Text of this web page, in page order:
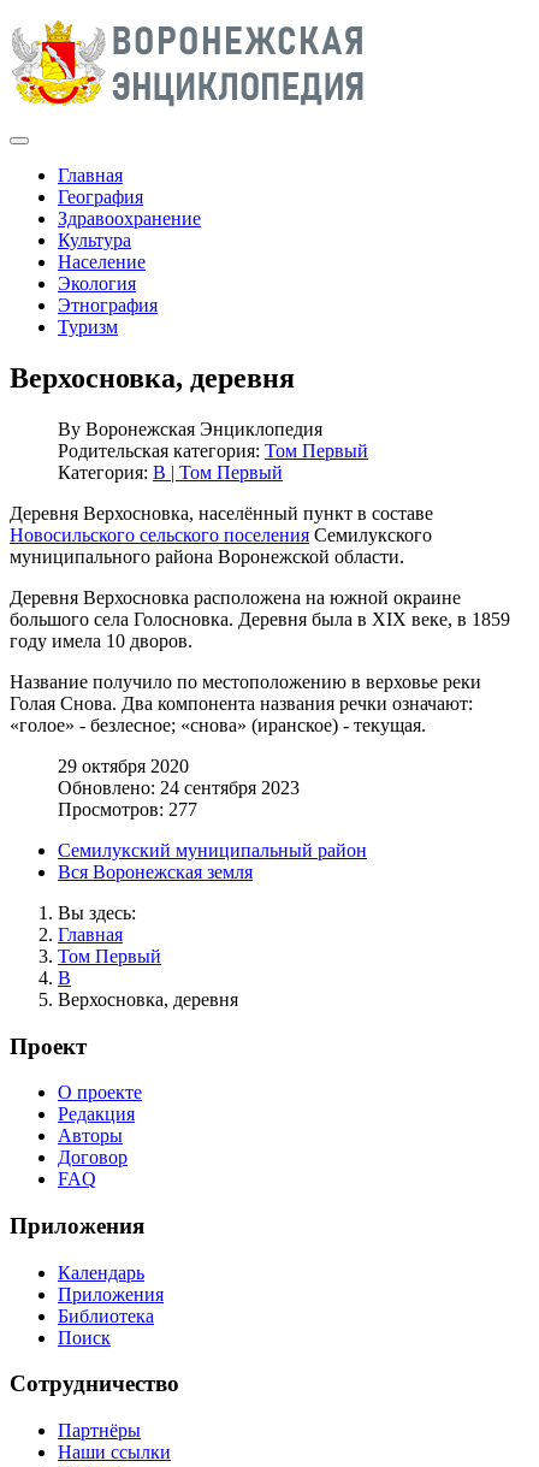
Главная
География
Здравоохранение
Культура
Население
Экология
Этнография
Туризм
Верхосновка, деревня
By Воронежская Энциклопедия
Родительская категория: Том Первый
Категория: В | Том Первый
Деревня Верхосновка, населённый пункт в составе
Новосильского сельского поселения Семилукского
муниципального района Воронежской области.
Деревня Верхосновка расположена на южной окраине
большого села Голосновка. Деревня была в XIX веке, в 1859
году имела 10 дворов.
Название получило по местоположению в верховье реки
Голая Снова. Два компонента названия речки означают:
«голое» - безлесное; «снова» (иранское) - текущая.
29 октября 2020
Обновлено: 24 сентября 2023
Просмотров: 277
Семилукский муниципальный район
Вся Воронежская земля
Вы здесь:
Главная
Том Первый
В
Верхосновка, деревня
Проект
О проекте
Редакция
Авторы
Договор
FAQ
Приложения
Календарь
Приложения
Библиотека
Поиск
Сотрудничество
Партнёры
Наши ссылки